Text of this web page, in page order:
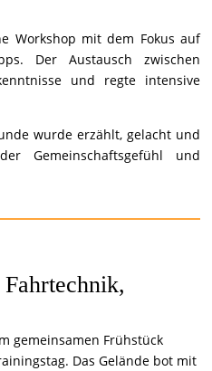
Workshop mit dem Fokus auf
Der Austausch zwischen
und regte intensive
wurde erzählt, gelacht und
Gemeinschaftsgefühl und
gemeinsamen Frühstück
Das Gelände bot mit